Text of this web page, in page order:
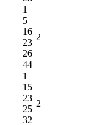
1
5
16
23
26
44
2
1
15
23
25
32
2